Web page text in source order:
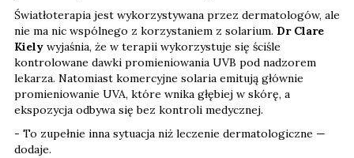
Światłoterapia jest wykorzystywana przez dermatologów, ale
nie ma nic wspólnego z korzystaniem z solarium. Dr Clare
Kiely wyjaśnia, że w terapii wykorzystuje się ściśle
kontrolowane dawki promieniowania UVB pod nadzorem
lekarza. Natomiast komercyjne solaria emitują głównie
promieniowanie UVA, które wnika głębiej w skórę, a
ekspozycja odbywa się bez kontroli medycznej.
- To zupełnie inna sytuacja niż leczenie dermatologiczne —
dodaje.